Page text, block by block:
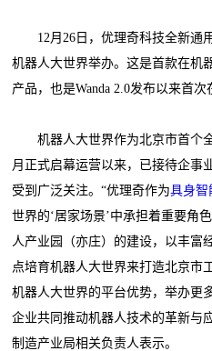
12月26日，优理奇科技全新通用
机器人大世界举办。这是首款在机
产品，也是Wanda 2.0发布以来首次
机器人大世界作为北京市首个
月正式启幕运营以来，已接待企事
受到广泛关注。“优理奇作为具身智
世界的‘居家场景’中承担着重要角
人产业园（亦庄）的建设，以丰富
点培育机器人大世界来打造北京市
机器人大世界的平台优势，举办更
企业共同推动机器人技术的革新与
制造产业局相关负责人表示。